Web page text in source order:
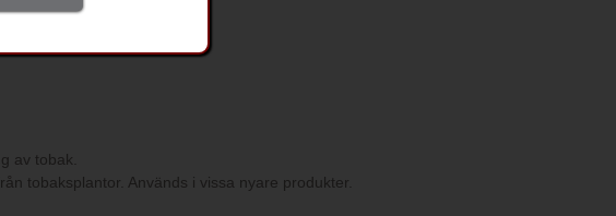
av tobak.
tobaksplantor. Används i vissa nyare produkter.